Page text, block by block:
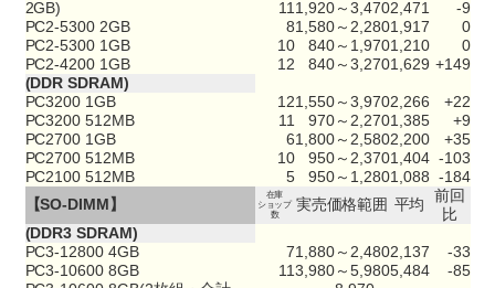
2GB)
11 1,920～3,4702,471
-9
PC2-5300 2GB
81,580～2,2801,917
0
PC2-5300 1GB
10 840～1,9701,210
0
PC2-4200 1GB
12 840～3,2701,629 +149
(DDR SDRAM)
PC3200 1GB
121,550～3,9702,266
+22
PC3200 512MB
11 970～2,2701,385
+9
PC2700 1GB
61,800～2,5802,200
+35
PC2700 512MB
10 950～2,3701,404 -103
PC2100 512MB
5 950～1,2801,088 -184
【SO-DIMM】
在庫
ショップ
数
実売価格範囲 平均
前回
比
(DDR3 SDRAM)
PC3-12800 4GB
71,880～2,4802,137
-33
PC3-10600 8GB
113,980～5,9805,484
-85